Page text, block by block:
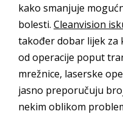
kako smanjuje
bolesti. Cleanvision
također dobar lijek za
od operacije poput
mrežnice, laserske
jasno preporučuju
nekim oblikom